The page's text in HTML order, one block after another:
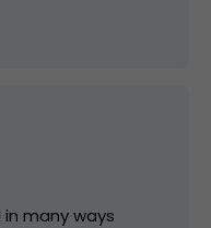
many ways